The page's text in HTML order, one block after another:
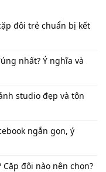
đôi trẻ chuẩn bị kết
nhất​? Ý nghĩa và
studio đẹp và tôn
ngắn gọn, ý
đôi nào nên chọn?